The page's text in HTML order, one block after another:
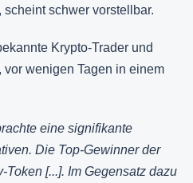
schwer vorstellbar.
Krypto-Trader und
vor wenigen Tagen in einem
eine signifikante
Die Top-Gewinner der
[...]. Im Gegensatz dazu